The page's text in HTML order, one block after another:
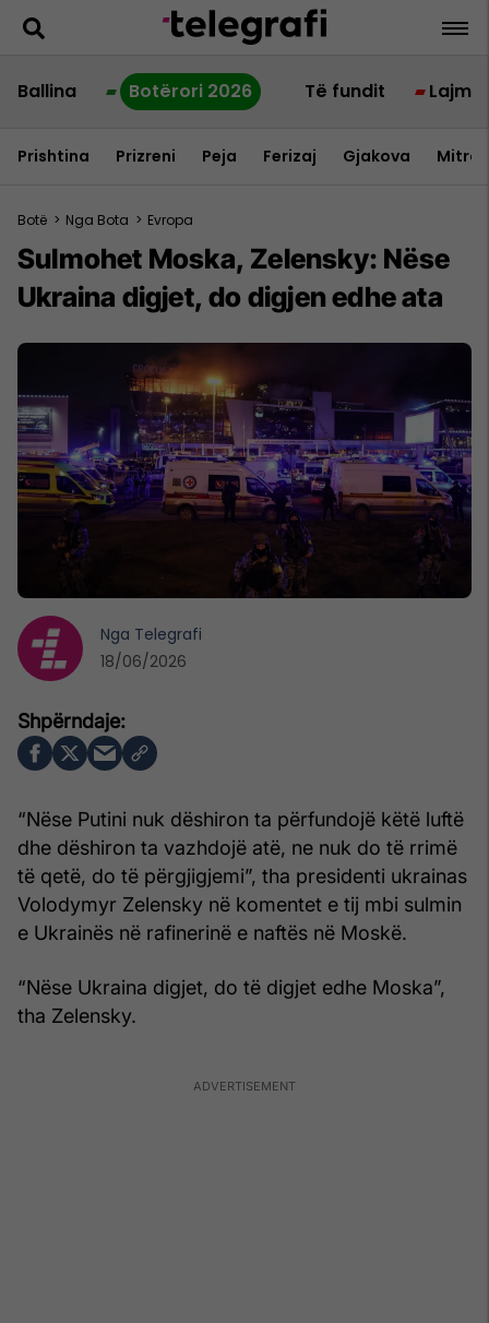
Ballina Botërori 2026 Të fundit Lajme
Prishtina Prizreni Peja Ferizaj Gjakova
Botë > Nga Bota > Evropa
Sulmohet Moska, Zelensky: Nëse
Ukraina digjet, do digjen edhe ata
“Nëse Putini nuk dëshiron ta përfundojë këtë luftë
dhe dëshiron ta vazhdojë atë, ne nuk do të rrimë
të qetë, do të përgjigjemi”, tha presidenti ukrainas
Volodymyr Zelensky në komentet e tij mbi sulmin
e Ukrainës në rafinerinë e naftës në Moskë.
“Nëse Ukraina digjet, do të digjet edhe Moska”,
tha Zelensky.
Nga Telegrafi
18/06/2026